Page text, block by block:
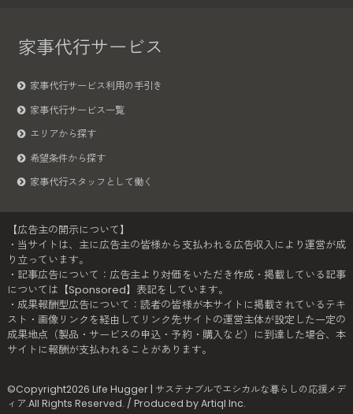
家事代行サービス
家事代行サービス利用の手引き
家事代行サービス一覧
エリアから探す
希望条件から探す
家事代行スタッフとして働く
【広告主の開示について】
・当サイトは、主に広告主の皆様から支払われる広告収入により運営が成
り立っています。
・記事広告について：広告主より対価をいただき作成・掲載している記事
については【Sponsored】表記をしています。
・成果報酬型広告について：読者の皆様が本サイトに掲載されているテキ
スト・画像リンクを経由してリンク先サイトの運営主体が設定した一定の
成果地点（製品・サービスの申込・予約・購入など）に到達した場合、本
サイトに報酬が支払われることがあります。
©Copyright2026Life Hugger | サステナブルでエシカルな暮らしの応援メデ
ィア.All Rights Reserved. / Produced byArtiql Inc.